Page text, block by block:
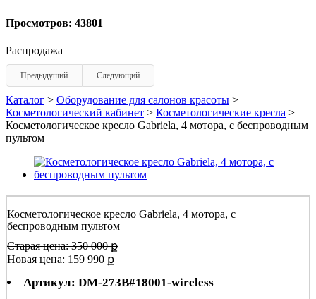
Просмотров: 43801
Распродажа
Предыдущий Следующий
Каталог > Оборудование для салонов красоты >
Косметологический кабинет > Косметологические кресла >
Косметологическое кресло Gabriela, 4 мотора, с беспроводным
пультом
Косметологическое кресло Gabriela, 4 мотора, с
беспроводным пультом
Старая цена: 350 000 ք
Новая цена: 159 990 ք
Артикул: DM-273B#18001-wireless